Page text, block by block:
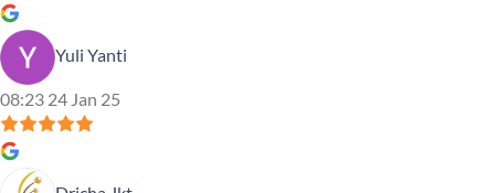
Yuli Yanti
08:23 24 Jan 25